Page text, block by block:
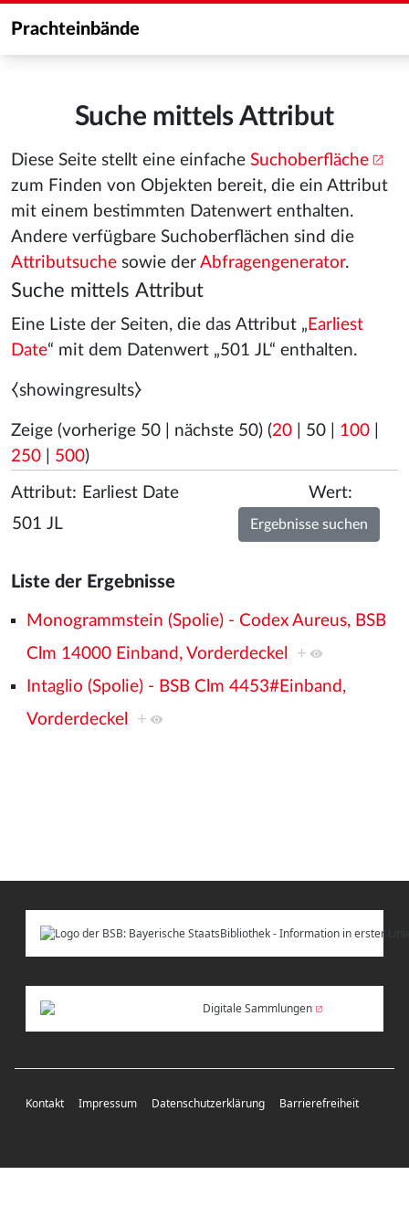
Prachteinbände
Suche mittels Attribut
Diese Seite stellt eine einfache Suchoberfläche
zum Finden von Objekten bereit, die ein Attribut
mit einem bestimmten Datenwert enthalten.
Andere verfügbare Suchoberflächen sind die
Attributsuche sowie der Abfragengenerator.
Suche mittels Attribut
Eine Liste der Seiten, die das Attribut „ Earliest
Date“ mit dem Datenwert „501 JL“ enthalten.
⧼showingresults⧽
Zeige (vorherige 50 nächste 50) (20 50 100
250
500)
Attribut: Wert:
Liste der Ergebnisse
Monogrammstein (Spolie) - Codex Aureus, BSB
Clm 14000 Einband, Vorderdeckel
+
Intaglio (Spolie) - BSB Clm 4453#Einband,
Vorderdeckel
+
Digitale Sammlungen
Kontakt Impressum Datenschutzerklärung Barrierefreiheit